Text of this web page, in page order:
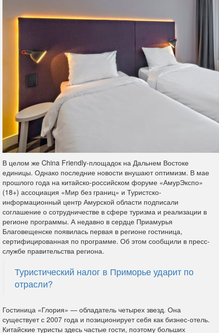
В целом же China Friendly-площадок на Дальнем Востоке
единицы. Однако последние новости внушают оптимизм. В мае
прошлого года на китайско-российском форуме «АмурЭкспо»
(18+) ассоциация «Мир без границ» и Туристско-
информационный центр Амурской области подписали
соглашение о сотрудничестве в сфере туризма и реализации в
регионе программы. А недавно в сердце Приамурья
Благовещенске появилась первая в регионе гостиница,
сертифицированная по программе. Об этом сообщили в пресс-
службе правительства региона.
Туристический налог в Приморье ударит по
отрасли?
Гостиница «Глория» — обладатель четырех звезд. Она
существует с 2007 года и позиционирует себя как бизнес-отель.
Китайские туристы здесь частые гости, поэтому больших